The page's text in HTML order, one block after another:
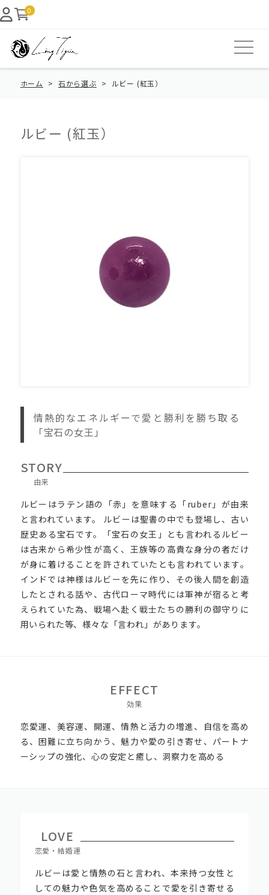
0
ホーム 石から選ぶ ルビー (紅玉）
ルビー (紅玉）
情熱的なエネルギーで愛と勝利を勝ち取る
「宝石の女王」
STORY
由来
ルビーはラテン語の「赤」を意味する「ruber」が由来
と言われています。 ルビーは聖書の中でも登場し、古い
歴史ある宝石です。「宝石の女王」とも言われるルビー
は古来から希少性が高く、王族等の高貴な身分の者だけ
が身に着けることを許されていたとも言われています。
インドでは神様はルビーを先に作り、その後人間を創造
したとされる話や、古代ローマ時代には軍神が宿ると考
えられていた為、戦場へ赴く戦士たちの勝利の御守りに
用いられた等、様々な「言われ」があります。
EFFECT
効果
恋愛運、美容運、開運、情熱と活力の増進、自信を高め
る、困難に立ち向かう、魅力や愛の引き寄せ、パートナ
ーシップの強化、心の安定と癒し、洞察力を高める
LOVE
恋愛・結婚運
ルビーは愛と情熱の石と言われ、本来持つ女性と
しての魅力や色気を高めることで愛を引き寄せる